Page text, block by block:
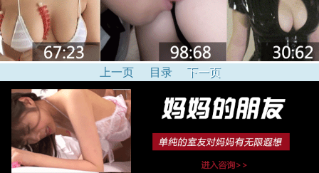
上一页 目录 下一页